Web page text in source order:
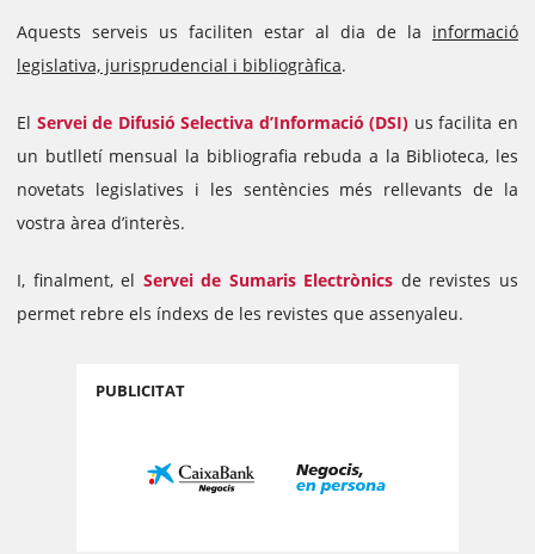
Aquests serveis us faciliten estar al dia de la informació
legislativa, jurisprudencial i bibliogràfica.
El Servei de Difusió Selectiva d’Informació (DSI) us facilita en
un butlletí mensual la bibliografia rebuda a la Biblioteca, les
novetats legislatives i les sentències més rellevants de la
vostra àrea d’interès.
I, finalment, el Servei de Sumaris Electrònics de revistes us
permet rebre els índexs de les revistes que assenyaleu.
PUBLICITAT